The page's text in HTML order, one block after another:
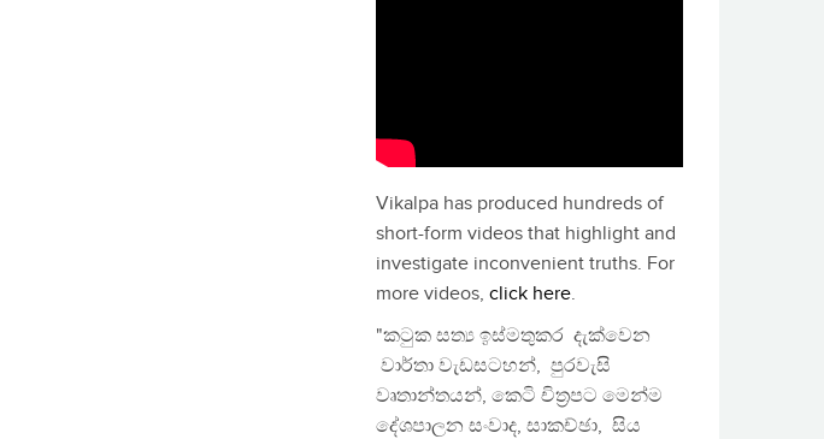
Vikalpa has produced hundreds of
short-form videos that highlight and
investigate inconvenient truths. For
more videos, click here.
"කටුක සත්‍ය ඉස්මතුකර දැක්වෙන
වාර්තා වැඩසටහන්, පුරවැසි
වෘතාන්තයන්, කෙටි චිත්‍රපට මෙන්ම
දේශපාලන සංවාද, සාකච්ඡා, සිය